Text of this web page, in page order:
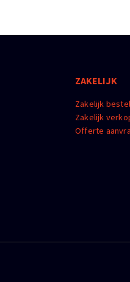
ZAKELIJK
Zakelijk
Zakelijk
Offerte